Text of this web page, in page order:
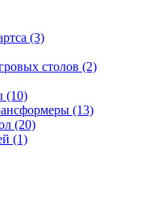
(3)
столов (2)
(10)
(13)
(20)
(1)